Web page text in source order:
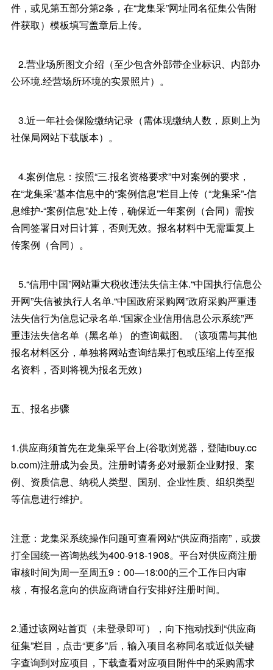
件，或见第五部分第2条，在“龙集采”网址同名征集公告附
件获取）模板填写盖章后上传。
2.营业场所图文介绍（至少包含外部带企业标识、内部办
公环境.经营场所环境的实景照片）。
3.近一年社会保险缴纳记录（需体现缴纳人数，原则上为
社保局网站下载版本）。
4.案例信息：按照“三.报名资格要求”中对案例的要求，
在“龙集采”基本信息中的“案例信息”栏目上传（“龙集采”-信
息维护-“案例信息”处上传，确保近一年案例（合同）需按
合同签署日对日计算，否则无效。报名材料中无需重复上
传案例（合同）。
5.“信用中国”网站重大税收违法失信主体.“中国执行信息公
开网”失信被执行人名单.“中国政府采购网”政府采购严重违
法失信行为信息记录名单.“国家企业信用信息公示系统”严
重违法失信名单（黑名单） 的查询截图。（该项需与其他
报名材料区分，单独将网站查询结果打包或压缩上传至报
名资料，否则将视为报名无效）
五、报名步骤
1.供应商须首先在龙集采平台上(谷歌浏览器，登陆ibuy.cc
b.com)注册成为会员。注册时请务必对最新企业财报、案
例、资质信息、纳税人类型、国别、企业性质、组织类型
等信息进行维护。
注意：龙集采系统操作问题可查看网站“供应商指南”，或拨
打全国统一咨询热线为400-918-1908。平台对供应商注册
审核时间为周一至周五9：00—18:00的三个工作日内审
核，有报名意向的供应商请自行安排好注册时间。
2.通过该网站首页（未登录即可），向下拖动找到“供应商
征集”栏目，点击“更多”后，输入项目名称同名或近似关键
字查询到对应项目，下载查看对应项目附件中的采购需求